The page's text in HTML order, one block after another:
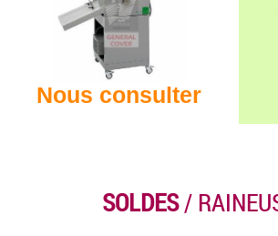
Nous consulter
SOLDES/